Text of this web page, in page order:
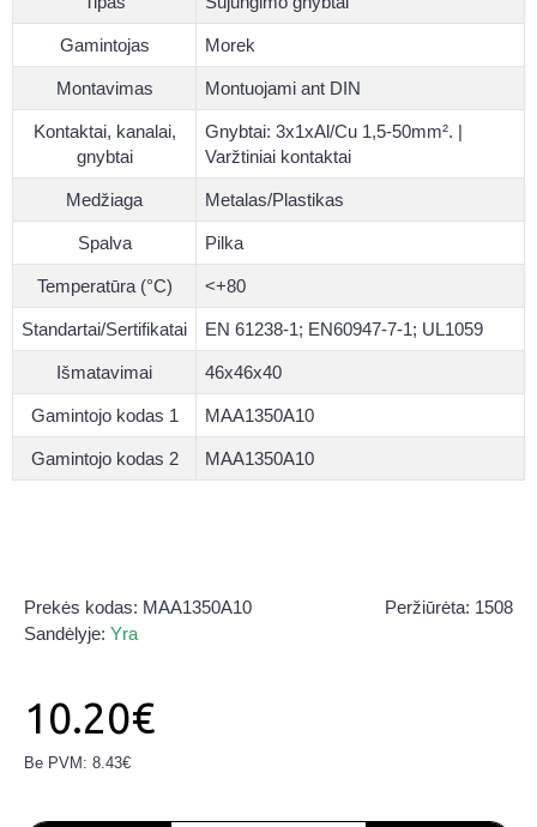
Gamintojas Morek
Montavimas Montuojami ant DIN
Kontaktai, kanalai,
gnybtai
Gnybtai: 3x1xAl/Cu 1,5-50mm². |
Varžtiniai kontaktai
Medžiaga Metalas/Plastikas
Spalva Pilka
Temperatūra (°C) <+80
Standartai/Sertifikatai EN 61238-1; EN60947-7-1; UL1059
Išmatavimai 46x46x40
Gamintojo kodas 1 MAA1350A10
Gamintojo kodas 2 MAA1350A10
Peržiūrėta: 1508
Prekės kodas: MAA1350A10
Sandėlyje: Yra
10.20€
Be PVM: 8.43€